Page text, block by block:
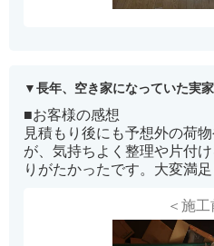
長年、空き家になっていた実
■お客様の感想
見積もり後にも予想外の荷
が、気持ちよく整理や片付
りがたかったです。大変満足
＜施工